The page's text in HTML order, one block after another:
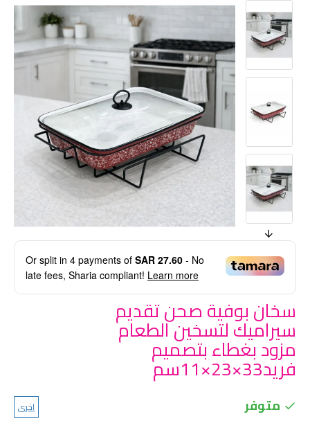
Or split in 4 payments of SAR 27.60 - No
late fees, Sharia compliant! Learn more
سخان بوفية صحن تقديم
سيراميك لتسخين الطعام
مزود بغطاء بتصميم
فريد33×23×11سم
متوفر اخرى